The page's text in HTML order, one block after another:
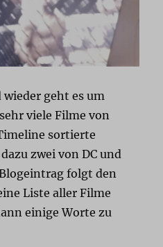
wieder geht es um
viele Filme von
sortierte
zwei von DC und
folgt den
Liste aller Filme
einige Worte zu